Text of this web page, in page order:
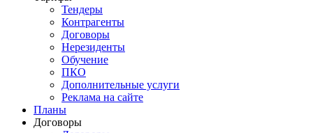
Тендеры
Контрагенты
Договоры
Нерезиденты
Обучение
ПКО
Дополнительные услуги
Реклама на сайте
Планы
Договоры